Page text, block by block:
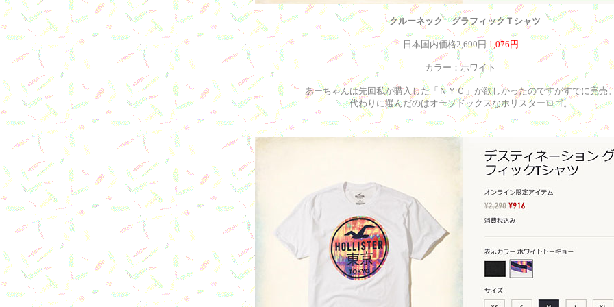
クルーネック グラフィックＴシャツ
日本国内価格2,690円 1,076円
カラー：ホワイト
あーちゃんは先回私が購入した「ＮＹＣ」が欲しかったのですがすでに完売
代わりに選んだのはオーソドックスなホリスターロゴ。